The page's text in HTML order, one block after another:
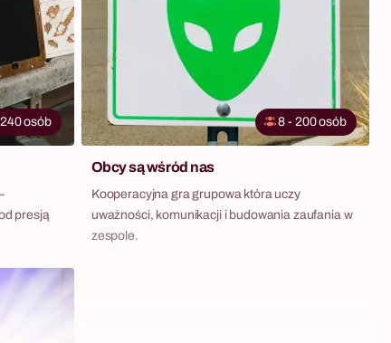
zabezpieczenie przestrzeni do wskazanego
przez klienta hotelu, biura lub restauracji. Dla
grup od 5 do 200 osób.
osób
presją
8 - 200 osób
Obcy są wśród nas
Kooperacyjna gra grupowa która uczy
uważności, komunikacji i budowania zaufania w
zespole.